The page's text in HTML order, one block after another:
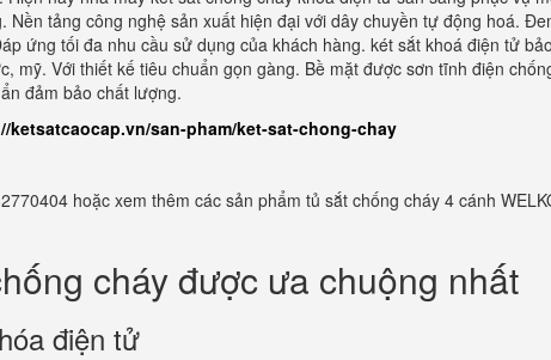
tảng công nghệ sản xuất hiện đại với dây chuyền tự động hoá.
ứng tối đa nhu cầu sử dụng của khách hàng. két sắt khoá điện tử
mỹ. Với thiết kế tiêu chuẩn gọn gàng. Bề mặt được sơn tĩnh điện
đảm bảo chất lượng.
ketsatcaocap.vn/san-pham/ket-sat-chong-chay
hoặc xem thêm các sản phẩm tủ sắt chống cháy 4 cánh
cháy được ưa chuộng nhất
điện tử